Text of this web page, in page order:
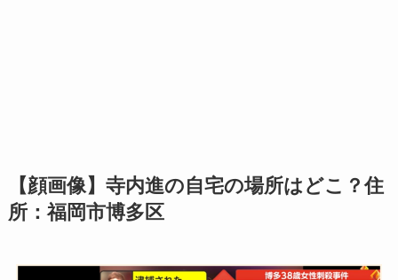
【顔画像】寺内進の自宅の場所はどこ？住
所：福岡市博多区